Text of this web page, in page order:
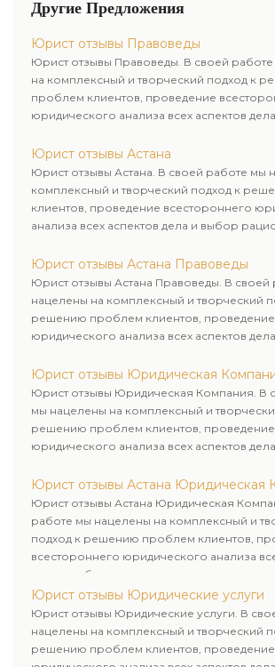
этих данных.
Другие Предложения
Юрист отзывы Правоведы
Юрист отзывы Правоведы. В своей
на комплексный и творческий подход к
проблем клиентов, проведение
юридического анализа всех аспектов
Юрист отзывы Астана
Юрист отзывы Астана. В своей работе мы
комплексный и творческий подход к
клиентов, проведение всестороннего
анализа всех аспектов дела и выбор
Юрист отзывы Астана Правоведы
Юрист отзывы Астана Правоведы. В своей
нацелены на комплексный и творческий
решению проблем клиентов, проведение
юридического анализа всех аспектов
Юрист отзывы Юридическая
Юрист отзывы Юридическая Компания. В
мы нацелены на комплексный и
решению проблем клиентов, проведение
юридического анализа всех аспектов
Юрист отзывы Астана Юридическая
Юрист отзывы Астана Юридическая
работе мы нацелены на комплексный и
подход к решению проблем клиентов,
всестороннего юридического анализа
дела и выбор рационального пути для
завершения.
Юрист отзывы Юридические услуги
Юрист отзывы Юридические услуги. В
нацелены на комплексный и творческий
решению проблем клиентов, проведение